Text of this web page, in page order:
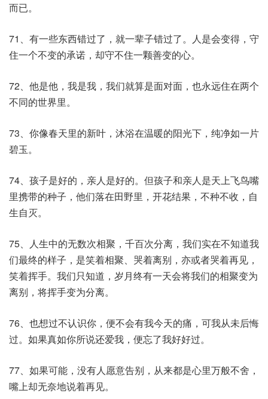
而已。
71、有一些东西错过了，就一辈子错过了。人是会变得，守
住一个不变的承诺，却守不住一颗善变的心。
72、他是他，我是我，我们就算是面对面，也永远住在两个
不同的世界里。
73、你像春天里的新叶，沐浴在温暖的阳光下，纯净如一片
碧玉。
74、孩子是好的，亲人是好的。但孩子和亲人是天上飞鸟嘴
里携带的种子，他们落在田野里，开花结果，不种不收，自
生自灭。
75、人生中的无数次相聚，千百次分离，我们实在不知道我
们最终的样子，是笑着相聚、哭着离别，亦或者哭着再见，
笑着挥手。我们只知道，岁月终有一天会将我们的相聚变为
离别，将挥手变为分离。
76、也想过不认识你，便不会有我今天的痛，可我从未后悔
过。如果真如你所说还爱我，便忘了我好好过。
77、如果可能，没有人愿意告别，从来都是心里万般不舍，
嘴上却无奈地说着再见。